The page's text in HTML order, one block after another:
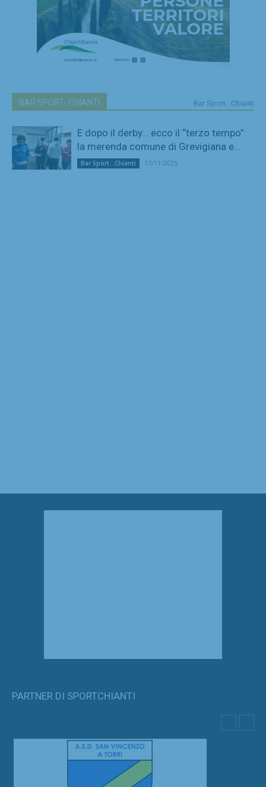
BAR SPORT...CHIANTI Bar Sport...Chianti
E dopo il derby… ecco il “terzo tempo”:
la merenda comune di Grevigiana e...
Bar Sport...Chianti 17/11/2025
PARTNER DI SPORTCHIANTI